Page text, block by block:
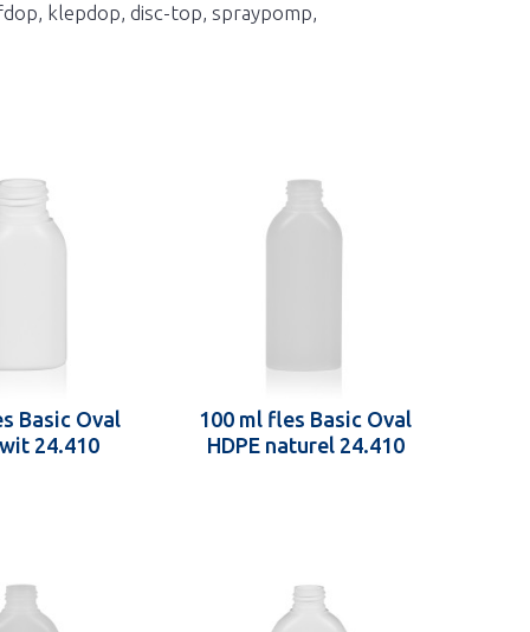
klepdop, disc-top, spraypomp,
Basic Oval
24.410
100 ml fles Basic Oval
HDPE naturel 24.410